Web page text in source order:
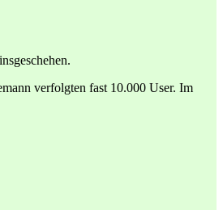
verfolgten fast 10.000 User. Im